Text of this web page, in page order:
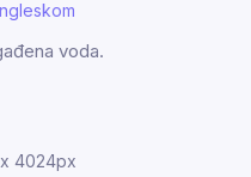
voda.
4024px